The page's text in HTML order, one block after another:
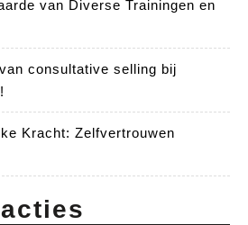
van Diverse Trainingen en
consultative selling bij
Kracht: Zelfvertrouwen